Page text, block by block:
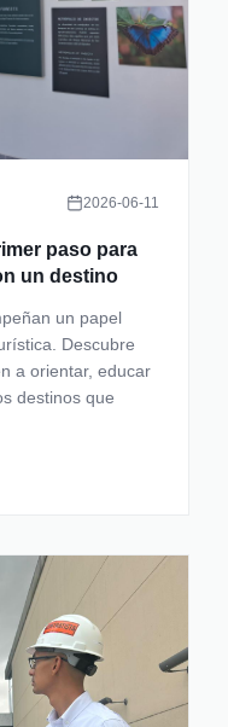
2026-06-11
paso para
un destino
un papel
Descubre
a orientar, educar
destinos que